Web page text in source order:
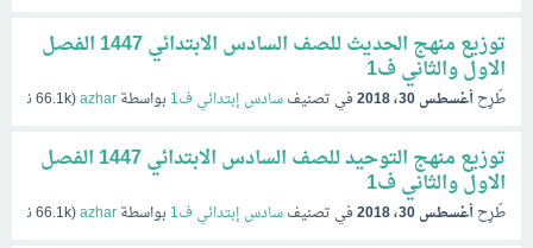
توزيع منهج الحديث للصف السادس الابتدائي 1447 الفصل
الاول والثاني ف1
طُرِحأغسطس 30، 2018 في تصنيفسادس إبتدائي ف1 بواسطةazhar
(
66.1kنقاط)
توزيع منهج التوحيد للصف السادس الابتدائي 1447 الفصل
الاول والثاني ف1
طُرِحأغسطس 30، 2018 في تصنيفسادس إبتدائي ف1 بواسطةazhar
(
66.1kنقاط)